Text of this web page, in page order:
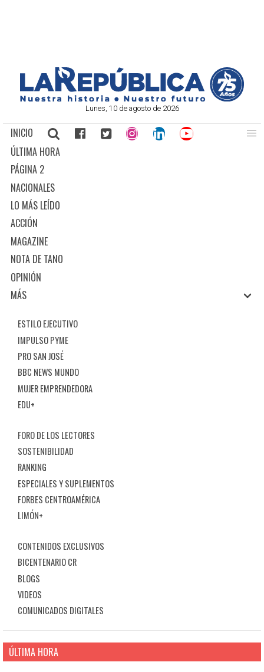
Lunes, 10 de agosto de 2026
INICIO
ÚLTIMA HORA
PÁGINA 2
NACIONALES
LO MÁS LEÍDO
ACCIÓN
MAGAZINE
NOTA DE TANO
OPINIÓN
MÁS
ESTILO EJECUTIVO
IMPULSO PYME
PRO SAN JOSÉ
BBC NEWS MUNDO
MUJER EMPRENDEDORA
EDU+
FORO DE LOS LECTORES
SOSTENIBILIDAD
RANKING
ESPECIALES Y SUPLEMENTOS
FORBES CENTROAMÉRICA
LIMÓN+
CONTENIDOS EXCLUSIVOS
BICENTENARIO CR
BLOGS
VIDEOS
COMUNICADOS DIGITALES
ÚLTIMA HORA